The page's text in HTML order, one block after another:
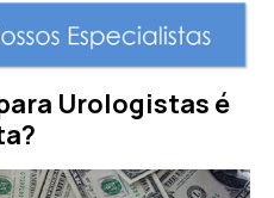
Urologistas é